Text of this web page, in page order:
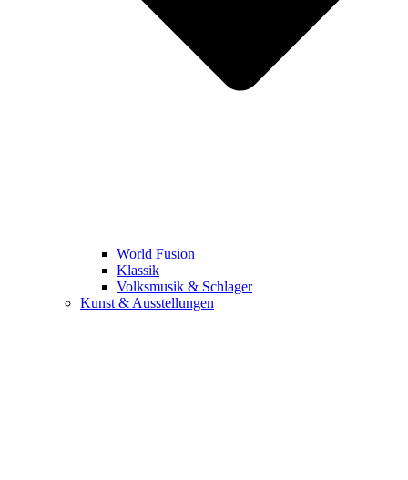
World Fusion
Klassik
Volksmusik & Schlager
Kunst & Ausstellungen